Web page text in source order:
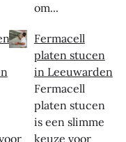
om...
Fermacell
platen stucen
in Leeuwarden
Fermacell
platen stucen
is een slimme
keuze voor